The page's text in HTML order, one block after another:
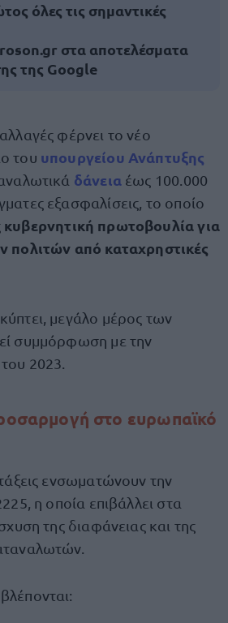
όλες τις σημαντικές
στα αποτελέσματα
της Google
φέρνει το νέο
του υπουργείου Ανάπτυξης
δάνεια έως 100.000
εξασφαλίσεις, το οποίο
κυβερνητική πρωτοβουλία για
πολιτών από καταχρηστικές
μεγάλο μέρος των
συμμόρφωση με την
2023.
στο ευρωπαϊκό
ενσωματώνουν την
η οποία επιβάλλει στα
της διαφάνειας και της